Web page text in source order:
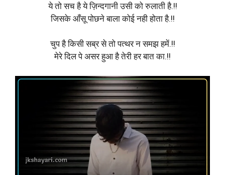
ये तो सच है ये ज़िन्दगानी उसी को रुलाती है.!!
जिसके आँसू पोछने बाला कोई नही होता है.!!
चुप है किसी सब्र से तो पत्थर न समझ हमें.!!
मेरे दिल पे असर हुआ है तेरी हर बात का.!!